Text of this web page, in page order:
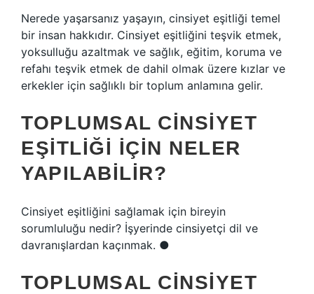
Nerede yaşarsanız yaşayın, cinsiyet eşitliği temel
bir insan hakkıdır. Cinsiyet eşitliğini teşvik etmek,
yoksulluğu azaltmak ve sağlık, eğitim, koruma ve
refahı teşvik etmek de dahil olmak üzere kızlar ve
erkekler için sağlıklı bir toplum anlamına gelir.
TOPLUMSAL CINSIYET
EŞITLIĞI IÇIN NELER
YAPILABILIR?
Cinsiyet eşitliğini sağlamak için bireyin
sorumluluğu nedir? İşyerinde cinsiyetçi dil ve
davranışlardan kaçınmak. ●
TOPLUMSAL CINSIYET